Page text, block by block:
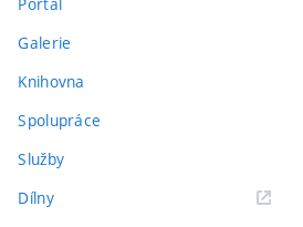
Galerie
Knihovna
Spolupráce
Služby
Dílny